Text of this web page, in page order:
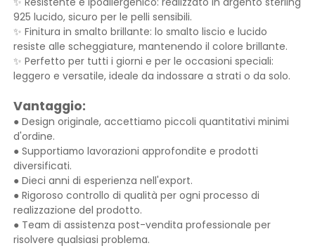
925 lucido, sicuro per le pelli sensibili.
✨ Finitura in smalto brillante: lo smalto liscio e lucido
resiste alle scheggiature, mantenendo il colore brillante.
✨ Perfetto per tutti i giorni e per le occasioni speciali:
leggero e versatile, ideale da indossare a strati o da solo.
Vantaggio:
● Design originale, accettiamo piccoli quantitativi minimi
d'ordine.
● Supportiamo lavorazioni approfondite e prodotti
diversificati.
● Dieci anni di esperienza nell'export.
● Rigoroso controllo di qualità per ogni processo di
realizzazione del prodotto.
● Team di assistenza post-vendita professionale per
risolvere qualsiasi problema.